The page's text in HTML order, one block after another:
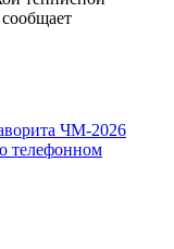
ЧМ-2026
телефонном